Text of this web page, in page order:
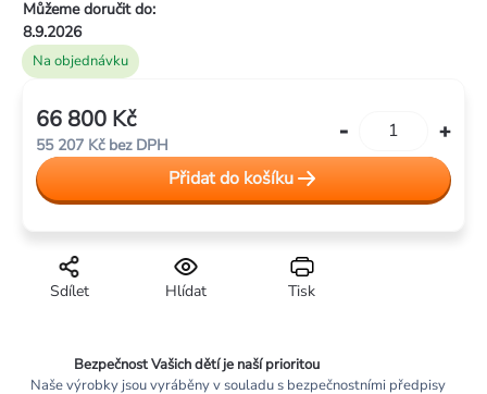
Na objednávku
Můžeme doručit do:
8.9.2026
Tisk
Hlídat
Sdílet
66 800 Kč
55 207 Kčbez DPH
cena:
Přidat do košíku
Bezpečnost Vašich dětí je naší prioritou
Naše výrobky jsou vyráběny v souladu s bezpečnostními předpisy